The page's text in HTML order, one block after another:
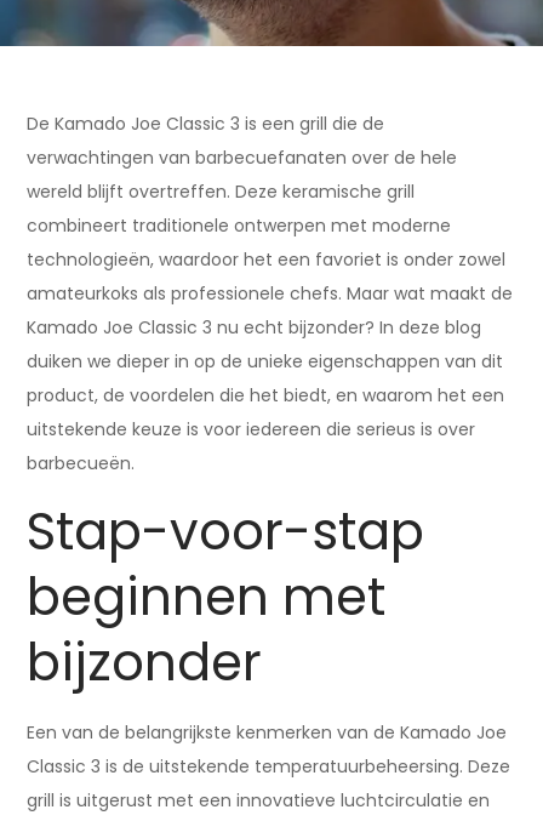
De Kamado Joe Classic 3 is een grill die de
verwachtingen van barbecuefanaten over de hele
wereld blijft overtreffen. Deze keramische grill
combineert traditionele ontwerpen met moderne
technologieën, waardoor het een favoriet is onder zowel
amateurkoks als professionele chefs. Maar wat maakt de
Kamado Joe Classic 3 nu echt bijzonder? In deze blog
duiken we dieper in op de unieke eigenschappen van dit
product, de voordelen die het biedt, en waarom het een
uitstekende keuze is voor iedereen die serieus is over
barbecueën.
Stap-voor-stap
beginnen met
bijzonder
Een van de belangrijkste kenmerken van de Kamado Joe
Classic 3 is de uitstekende temperatuurbeheersing. Deze
grill is uitgerust met een innovatieve luchtcirculatie en